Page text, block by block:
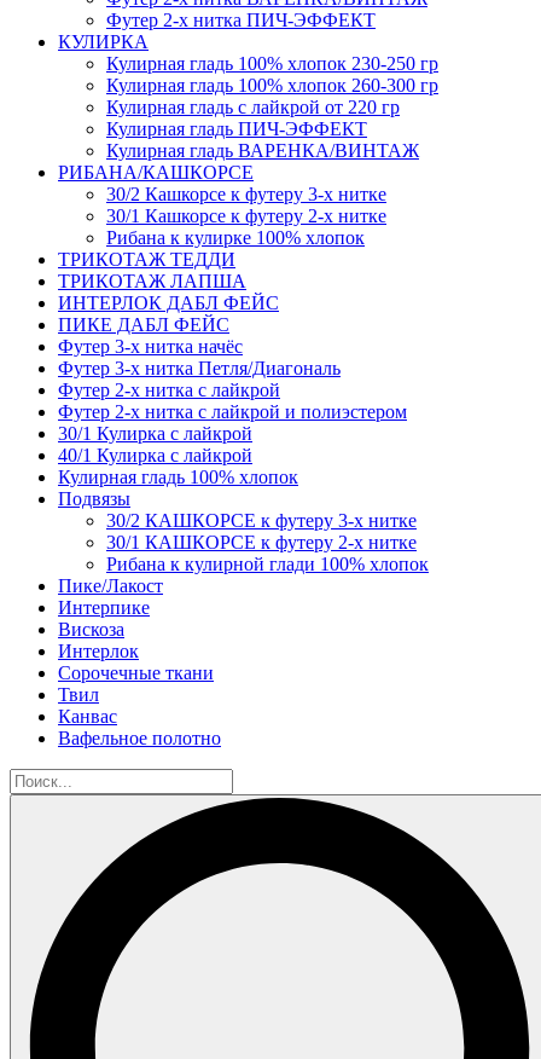
Футер 2-х нитка ПИЧ-ЭФФЕКТ
КУЛИРКА
Кулирная гладь 100% хлопок 230-250 гр
Кулирная гладь 100% хлопок 260-300 гр
Кулирная гладь с лайкрой от 220 гр
Кулирная гладь ПИЧ-ЭФФЕКТ
Кулирная гладь ВАРЕНКА/ВИНТАЖ
РИБАНА/КАШКОРСЕ
30/2 Кашкорсе к футеру 3-х нитке
30/1 Кашкорсе к футеру 2-х нитке
Рибана к кулирке 100% хлопок
ТРИКОТАЖ ТЕДДИ
ТРИКОТАЖ ЛАПША
ИНТЕРЛОК ДАБЛ ФЕЙС
ПИКЕ ДАБЛ ФЕЙС
Футер 3-х нитка начёс
Футер 3-х нитка Петля/Диагональ
Футер 2-х нитка с лайкрой
Футер 2-х нитка с лайкрой и полиэстером
30/1 Кулирка с лайкрой
40/1 Кулирка с лайкрой
Кулирная гладь 100% хлопок
Подвязы
30/2 КАШКОРСЕ к футеру 3-х нитке
30/1 КАШКОРСЕ к футеру 2-х нитке
Рибана к кулирной глади 100% хлопок
Пике/Лакост
Интерпике
Вискоза
Интерлок
Сорочечные ткани
Твил
Канвас
Вафельное полотно